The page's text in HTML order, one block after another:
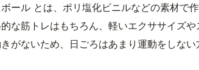
ール とは、ポリ塩化ビニルなどの素材で
な筋トレはもちろん、軽いエクササイズ
がないため、日ごろはあまり運動をしな